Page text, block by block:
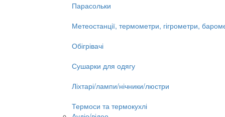
Парасольки
Метеостанції, термометри, гігрометри,
Обігрівачі
Сушарки для одягу
Ліхтарі/лампи/нічники/люстри
Термоси та термокухлі